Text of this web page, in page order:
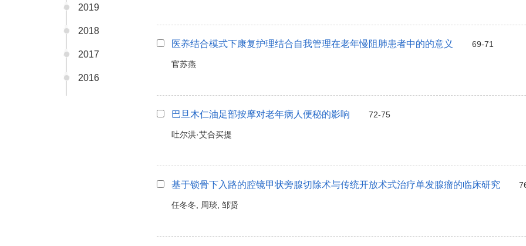
2019
2018
2017
2016
医养结合模式下康复护理结合自我管理在老年慢阻肺患者中的的意义 69-71
官苏燕
巴旦木仁油足部按摩对老年病人便秘的影响 72-75
吐尔洪·艾合买提
基于锁骨下入路的腔镜甲状旁腺切除术与传统开放术式治疗单发腺瘤的临床研究
任冬冬, 周琰, 邹贤